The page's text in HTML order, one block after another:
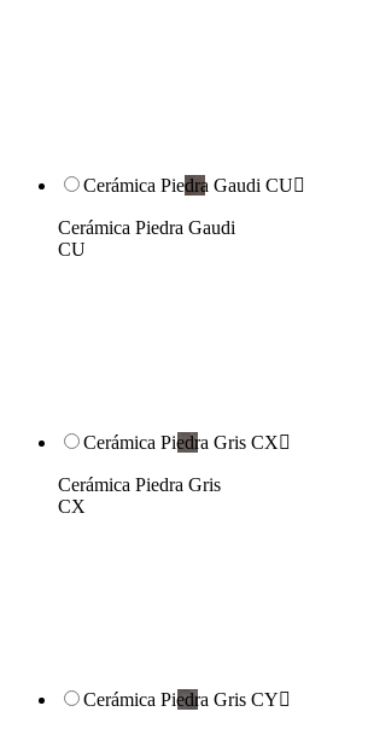
Cerámica Piedra Gaudi CU
Cerámica Piedra Gaudi
CU
Cerámica Piedra Gris CX
Cerámica Piedra Gris
CX
Cerámica Piedra Gris CY